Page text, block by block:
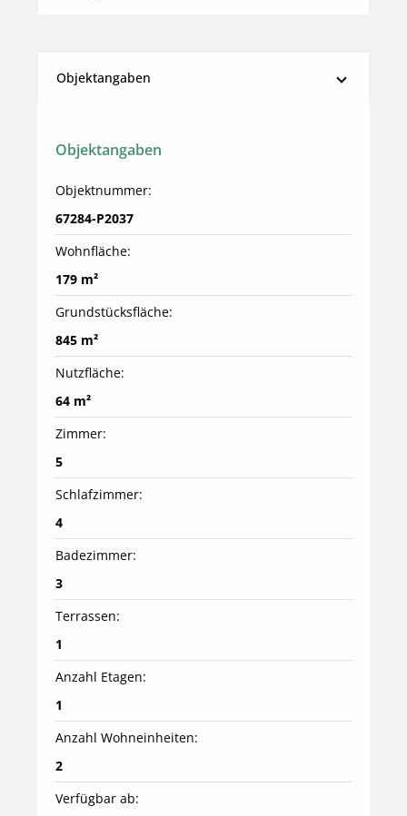
Objektangaben
Objektangaben
Objektnummer:
67284-P2037
Wohnfläche:
179 m²
Grundstücksfläche:
845 m²
Nutzfläche:
64 m²
Zimmer:
5
Schlafzimmer:
4
Badezimmer:
3
Terrassen:
1
Anzahl Etagen:
1
Anzahl Wohneinheiten:
2
Verfügbar ab: